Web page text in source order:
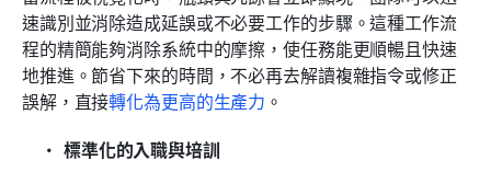
速識別並消除造成延誤或不必要工作的步驟。這種工作流
程的精簡能夠消除系統中的摩擦，使任務能更順暢且快速
地推進。節省下來的時間，不必再去解讀複雜指令或修正
誤解，直接轉化為更高的生產力 。
標準化的入職與培訓